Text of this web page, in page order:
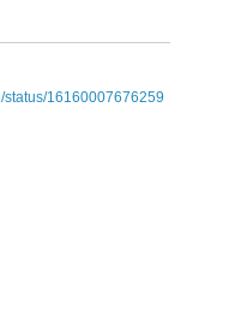
status/16160007676259